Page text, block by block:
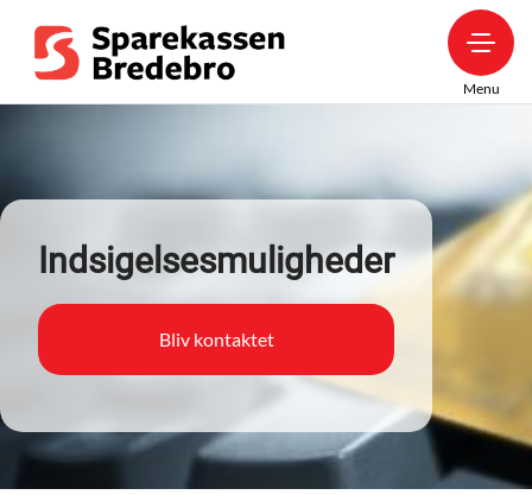
Menu
Indsigelsesmuligheder
Bliv kontaktet